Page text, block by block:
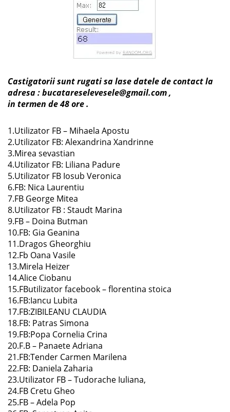
Castigatorii sunt rugati sa lase datele de contact la
adresa : bucatareselevesele@gmail.com ,
in termen de 48 ore .
1.Utilizator FB – Mihaela Apostu
2.Utilizator FB: Alexandrina Xandrinne
3.Mirea sevastian
4.Utilizator FB: Liliana Padure
5.Utilizator FB Iosub Veronica
6.FB: Nica Laurentiu
7.FB George Mitea
8.Utilizator FB : Staudt Marina
9.FB – Doina Butman
10.FB: Gia Geanina
11.Dragos Gheorghiu
12.Fb Oana Vasile
13.Mirela Heizer
14.Alice Ciobanu
15.FButilizator facebook – florentina stoica
16.FB:Iancu Lubita
17.FB:ZIBILEANU CLAUDIA
18.FB: Patras Simona
19.FB:Popa Cornelia Crina
20.F.B – Panaete Adriana
21.FB:Tender Carmen Marilena
22.FB: Daniela Zaharia
23.Utilizator FB – Tudorache Iuliana,
24.FB Cretu Gheo
25.FB – Adela Pop